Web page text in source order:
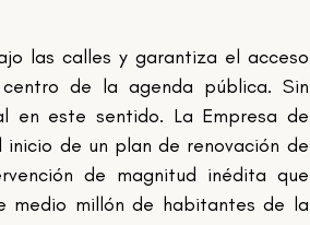
las calles y garantiza el acceso
de la agenda pública. Sin
en este sentido. La Empresa de
inicio de un plan de renovación de
de magnitud inédita que
medio millón de habitantes de la